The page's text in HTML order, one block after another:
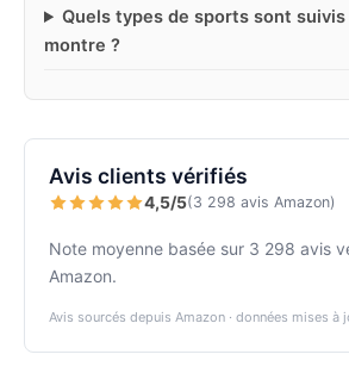
Quels types de sports sont
montre ?
Avis clients vérifiés
4,5/5(3 298 avis Amazon)
Note moyenne basée sur 3 298 avis
Amazon.
Avis sourcés depuis Amazon · données mises à